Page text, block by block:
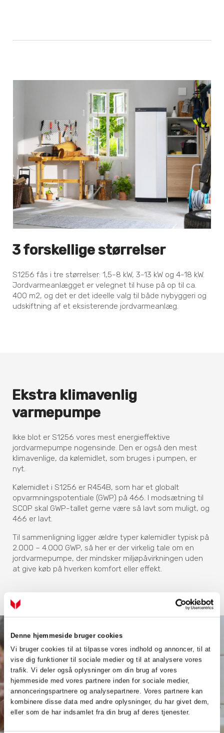
Denne hjemmeside bruger cookies
Vi bruger cookies til at tilpasse vores indhold og annoncer, til at
vise dig funktioner til sociale medier og til at analysere vores
trafik. Vi deler også oplysninger om din brug af vores
hjemmeside med vores partnere inden for sociale medier,
annonceringspartnere og analysepartnere. Vores partnere kan
kombinere disse data med andre oplysninger, du har givet dem,
eller som de har indsamlet fra din brug af deres tjenester.
3 forskellige størrelser
S1256 fås i tre størrelser: 1,5-8 kW, 3-13 kW og 4-18 kW.
Jordvarmeanlægget er velegnet til huse på op til ca.
400 m2, og det er det ideelle valg til både nybyggeri og
udskiftning af et eksisterende jordvarmeanlæg.
Ekstra klimavenlig
varmepumpe
Ikke blot er S1256 vores mest energieffektive
jordvarmepumpe nogensinde. Den er også den mest
klimavenlige, da kølemidlet, som bruges i pumpen, er
nyt.
Kølemidlet i S1256 er R454B, som har et globalt
opvarmningspotentiale (GWP) på 466. I modsætning til
SCOP skal GWP-tallet gerne være så lavt som muligt, og
466 er lavt.
Til sammenligning ligger ældre typer kølemidler typisk på
2.000 – 4.000 GWP, så her er der virkelig tale om en
jordvarmepumpe, der mindsker miljøpåvirkningen uden
at give køb på hverken komfort eller effekt.